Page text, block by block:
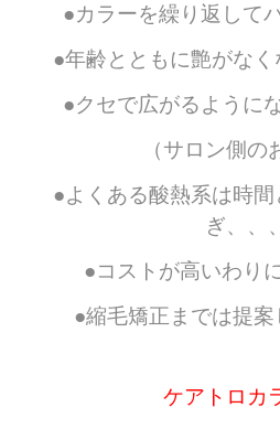
●カラーを繰り返して
●年齢とともに艶がなく
●クセで広がるように
（サロン側の
●よくある酸熱系は時
ぎ、、、
●コストが高いわり
●縮毛矯正までは提案
ケアトロカ